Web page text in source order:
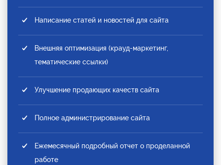
Написание статей и новостей для сайта
Внешняя оптимизация (крауд-маркетинг,
тематические ссылки)
Улучшение продающих качеств сайта
Полное администрирование сайта
Ежемесячный подробный отчет о проделанной
работе